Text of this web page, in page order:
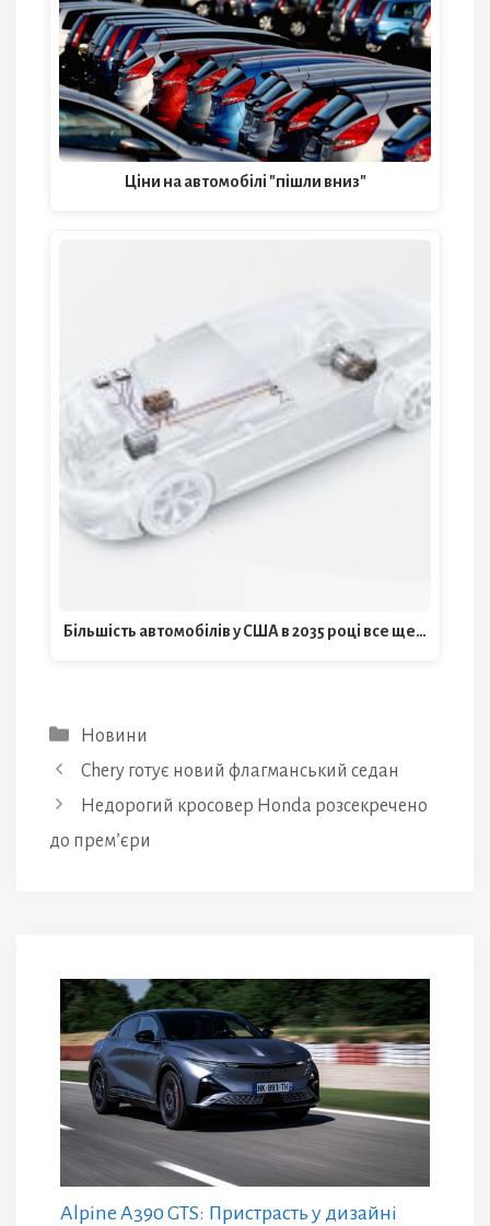
Ціни на автомобілі "пішли вниз"
Більшість автомобілів у США в 2035 році все ще…
Категорії
Новини
Chery готує новий флагманський седан
Недорогий кросовер Honda розсекречено
до прем’єри
Alpine A390 GTS: Пристрасть у дизайні